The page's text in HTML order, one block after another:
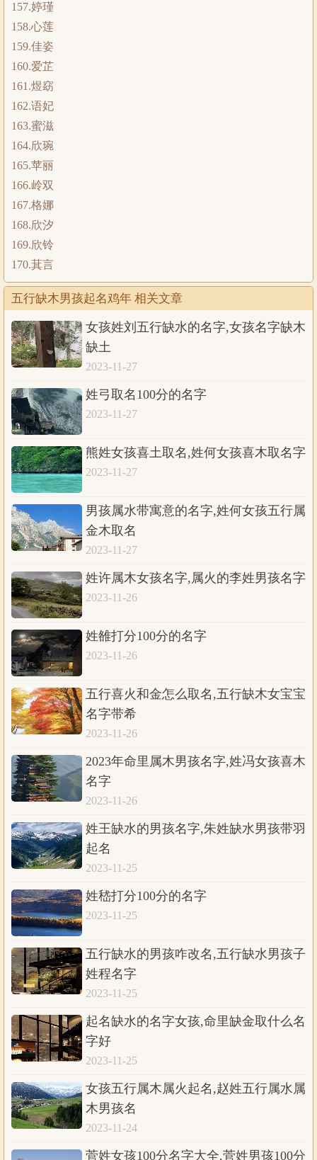
157.婷瑾
158.心莲
159.佳姿
160.爱芷
161.煜窈
162.语妃
163.蜜滋
164.欣琬
165.苹丽
166.岭双
167.格娜
168.欣汐
169.欣铃
170.萁言
五行缺木男孩起名鸡年 相关文章
女孩姓刘五行缺水的名字,女孩名字缺木
缺土
2023-11-27
姓弓取名100分的名字
2023-11-27
熊姓女孩喜土取名,姓何女孩喜木取名字
2023-11-27
男孩属水带寓意的名字,姓何女孩五行属
金木取名
2023-11-27
姓许属木女孩名字,属火的李姓男孩名字
2023-11-26
姓雒打分100分的名字
2023-11-26
五行喜火和金怎么取名,五行缺木女宝宝
名字带希
2023-11-26
2023年命里属木男孩名字,姓冯女孩喜木
名字
2023-11-26
姓王缺水的男孩名字,朱姓缺水男孩带羽
起名
2023-11-25
姓嵇打分100分的名字
2023-11-25
五行缺水的男孩咋改名,五行缺水男孩子
姓程名字
2023-11-25
起名缺水的名字女孩,命里缺金取什么名
字好
2023-11-25
女孩五行属木属火起名,赵姓五行属水属
木男孩名
2023-11-24
菅姓女孩100分名字大全,菅姓男孩100分